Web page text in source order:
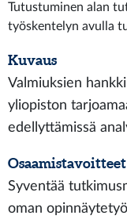
Tutustuminen alan
työskentelyn avulla
Kuvaus
Valmiuksien
yliopiston
edellyttämissä
Osaamistavoitteet
Syventää
oman